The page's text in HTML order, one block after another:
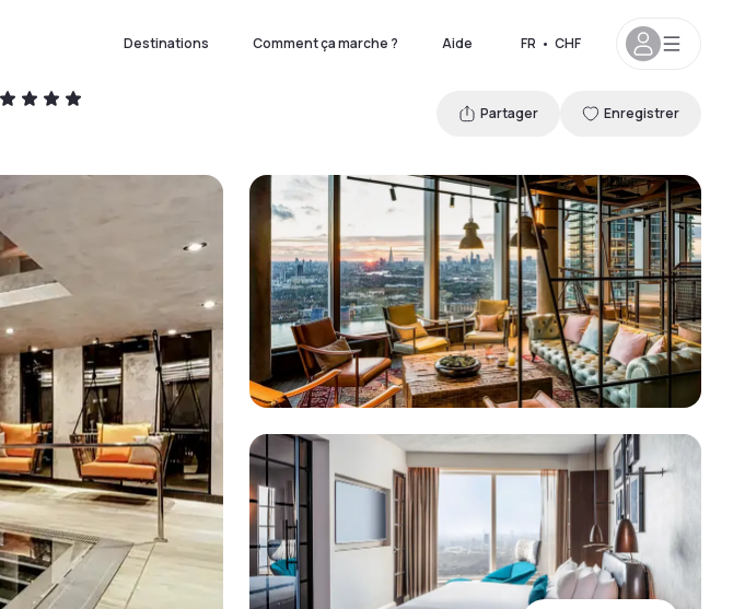
Destinations Comment ça marche ? Aide FR • CHF
Partager Enregistrer